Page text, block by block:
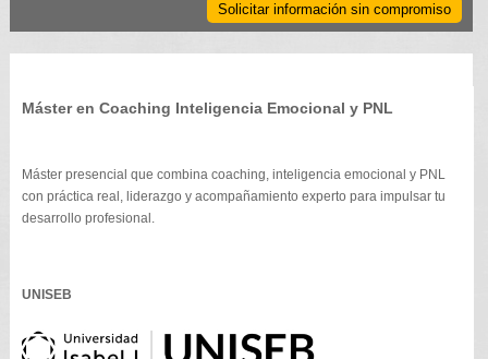
Solicitar información sin compromiso
Máster en Coaching Inteligencia Emocional y PNL
Máster presencial que combina coaching, inteligencia emocional y PNL
con práctica real, liderazgo y acompañamiento experto para impulsar tu
desarrollo profesional.
UNISEB